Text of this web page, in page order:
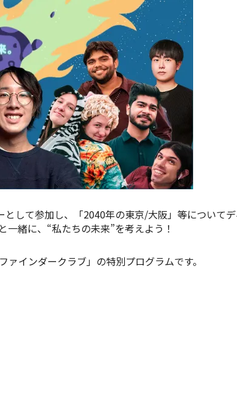
して参加し、「2040年の東京/大阪」等について
緒に、“私たちの未来”を考えよう！
インダークラブ」の特別プログラムです。